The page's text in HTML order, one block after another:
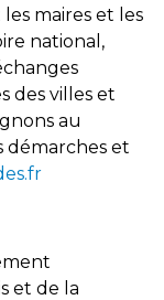
maires et les
national,
des villes et
au
démarches et
et de la